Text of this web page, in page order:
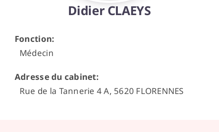
Didier CLAEYS
Fonction:
Médecin
Adresse du cabinet:
Rue de la Tannerie 4 A, 5620 FLORENNES